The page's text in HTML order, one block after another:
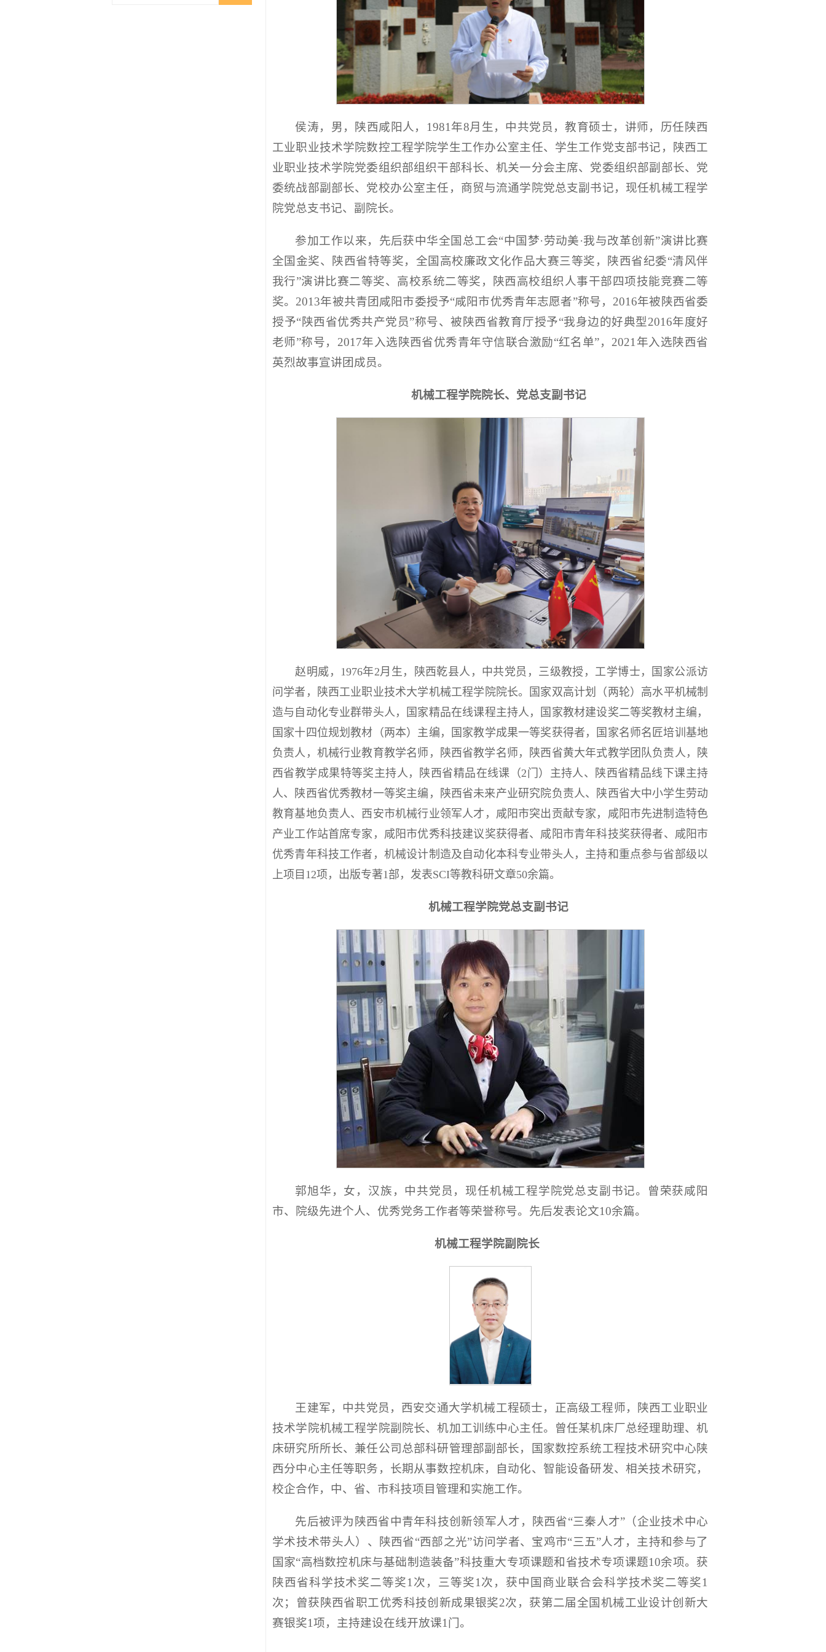
侯涛，男，陕西咸阳人，1981年8月生，中共党员，教育硕士，讲师，历任陕西
工业职业技术学院数控工程学院学生工作办公室主任、学生工作党支部书记，陕西工
业职业技术学院党委组织部组织干部科长、机关一分会主席、党委组织部副部长、党
委统战部副部长、党校办公室主任，商贸与流通学院党总支副书记，现任机械工程学
院党总支书记、副院长。
参加工作以来，先后获中华全国总工会“中国梦·劳动美·我与改革创新”演讲比赛
全国金奖、陕西省特等奖，全国高校廉政文化作品大赛三等奖，陕西省纪委“清风伴
我行”演讲比赛二等奖、高校系统二等奖，陕西高校组织人事干部四项技能竞赛二等
奖。2013年被共青团咸阳市委授予“咸阳市优秀青年志愿者”称号，2016年被陕西省委
授予“陕西省优秀共产党员”称号、被陕西省教育厅授予“我身边的好典型2016年度好
老师”称号，2017年入选陕西省优秀青年守信联合激励“红名单”，2021年入选陕西省
英烈故事宣讲团成员。
机械工程学院院长、党总支副书记
赵明威， 1976年2月生 ， 陕西乾县人， 中共党员，三级教授，工学博士 ，
国家公派访
问学者 ， 陕西工业职业技术大学机械工程学院院长。 国家双高计划 （两轮）高水平机械制
造与自动化专业群带头人 ， 国家精品在线课程主持人 ， 国家教材建设奖二等奖教材主编 ，
国家十四位规划教材（两本）主编 ，国家教学成果一等奖获得者， 国家名师名匠培训基地
负责人，机械行业教育教学名师，陕西省教学名师 ， 陕西省黄大年式教学团队负责人 ，
陕
西省教学成果特等奖主持人，
陕西省精品在线课（2门 ）主持人、陕西省精品线下课主持
人、陕西省优秀教材一等奖主编，陕西省未来产业研究院负责人、陕西省大中小学生劳动
教育基地负责人、 西安市机械行业领军人才，咸阳市突出贡献专家，咸阳市先进制造特色
产业工作站首席专家 ， 咸阳市优秀科技建议奖获得者、咸阳市青年科技奖获得者、咸阳市
优秀青年科技工作者 ， 机械设计制造及自动化本科专业带头人 ， 主持和重点参与省部级以
上项目 12项，出版专著1部，发表SCI等教科研文章50余篇。
机械工程学院党总支副书记
郭旭华，女，汉族，中共党员，现任机械工程学院党总支副书记。曾荣获咸阳
市、院级先进个人、优秀党务工作者等荣誉称号。先后发表论文10余篇。
机械工程学院副院长
王建军，中共党员，西安交通大学机械工程硕士，正高级工程师，陕西工业职业
技术学院机械工程学院副院长、机加工训练中心主任。曾任某机床厂总经理助理、机
床研究所所长、兼任公司总部科研管理部副部长，国家数控系统工程技术研究中心陕
西分中心主任等职务，长期从事数控机床，自动化、智能设备研发、相关技术研究，
校企合作，中、省、市科技项目管理和实施工作。
先后被评为陕西省中青年科技创新领军人才，陕西省“三秦人才”（企业技术中心
学术技术带头人）、陕西省“西部之光”访问学者、宝鸡市“三五”人才，主持和参与了
国家“高档数控机床与基础制造装备”科技重大专项课题和省技术专项课题10余项。获
陕西省科学技术奖二等奖1次，三等奖1次，获中国商业联合会科学技术奖二等奖1
次；曾获陕西省职工优秀科技创新成果银奖2次，获第二届全国机械工业设计创新大
赛银奖1项，主持建设在线开放课1门。